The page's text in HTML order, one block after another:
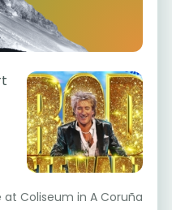
Coliseum in A Coruña.